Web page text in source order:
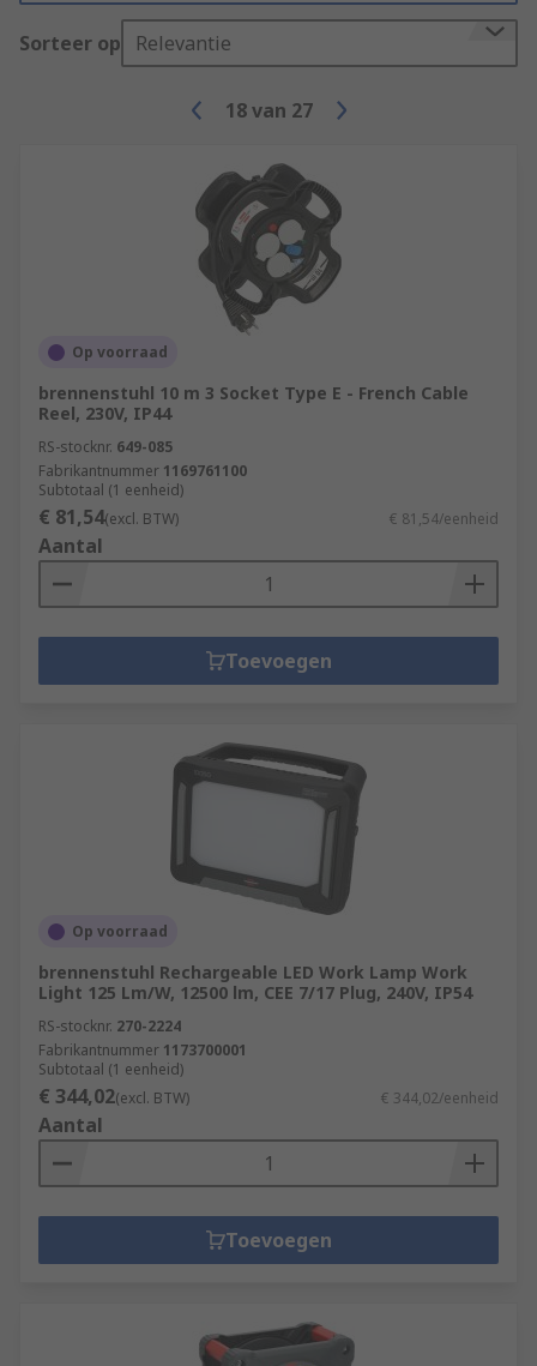
Sorteer op Relevantie
18 van 27
Op voorraad
brennenstuhl 10 m 3 Socket Type E - French Cable
Reel, 230V, IP44
RS-stocknr. 649-085
Fabrikantnummer 1169761100
Subtotaal (1 eenheid)
€ 81,54(excl. BTW) € 81,54/eenheid
Aantal
Toevoegen
Op voorraad
brennenstuhl Rechargeable LED Work Lamp Work
Light 125 Lm/W, 12500 lm, CEE 7/17 Plug, 240V, IP54
RS-stocknr. 270-2224
Fabrikantnummer 1173700001
Subtotaal (1 eenheid)
€ 344,02(excl. BTW) € 344,02/eenheid
Aantal
Toevoegen